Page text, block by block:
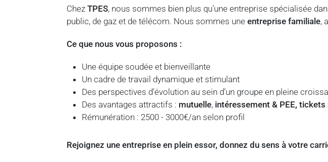
Chez TPES, nous sommes bien plus qu'une entreprise spécialisée
public, de gaz et de télécom. Nous sommes une entreprise familiale,
Ce que nous vous proposons :
Une équipe soudée et bienveillante
Un cadre de travail dynamique et stimulant
Des perspectives d’évolution au sein d’un groupe en pleine
Des avantages attractifs : mutuelle, intéressement & PEE,
Rémunération : 2500 - 3000€/an selon profil
Rejoignez une entreprise en plein essor, donnez du sens à votre